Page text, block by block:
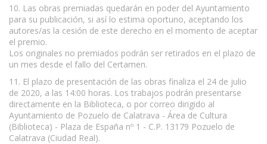
10. Las obras premiadas quedarán en poder del Ayuntamiento
para su publicación, si así lo estima oportuno, aceptando los
autores/as la cesión de este derecho en el momento de aceptar
el premio.
Los originales no premiados podrán ser retirados en el plazo de
un mes desde el fallo del Certamen.
11. El plazo de presentación de las obras finaliza el 24 de julio
de 2020, a las 14:00 horas. Los trabajos podrán presentarse
directamente en la Biblioteca, o por correo dirigido al
Ayuntamiento de Pozuelo de Calatrava - Área de Cultura
(Biblioteca) - Plaza de España nº 1 - C.P. 13179 Pozuelo de
Calatrava (Ciudad Real).